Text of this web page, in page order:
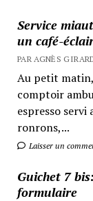
Service
un café-
PAR AGNÈS
Au petit
comptoir
espresso
ronrons,...
Laisser un
Guichet 7
formulaire